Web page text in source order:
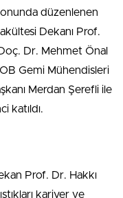
düzenlenen
Dekanı Prof.
Dr. Mehmet Önal
Gemi Mühendisleri
Merdan Şerefli ile
katıldı.
Prof. Dr. Hakkı
kariyer ve